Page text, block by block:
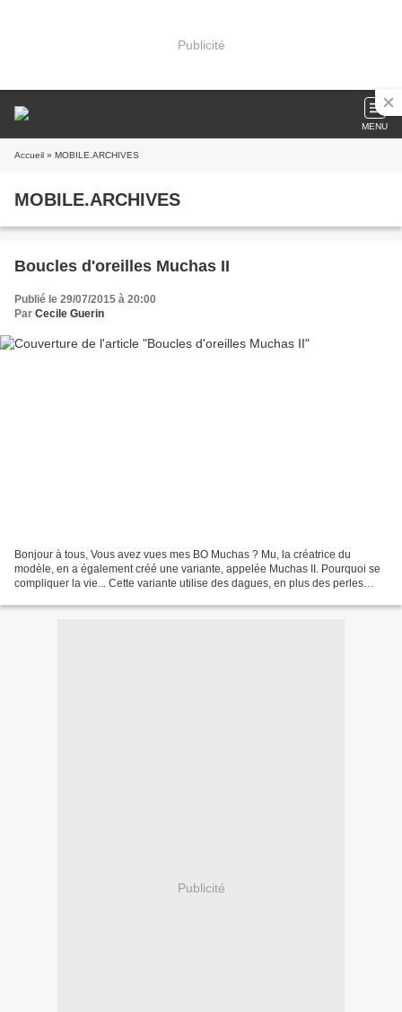
Publicité
MENU
Accueil » MOBILE.ARCHIVES
MOBILE.ARCHIVES
Boucles d'oreilles Muchas II
Publié le 29/07/2015 à 20:00
Par Cecile Guerin
Bonjour à tous, Vous avez vues mes BO Muchas ? Mu, la créatrice du
modèle, en a également créé une variante, appelée Muchas II. Pourquoi se
compliquer la vie... Cette variante utilise des dagues, en plus des perles
Publicité